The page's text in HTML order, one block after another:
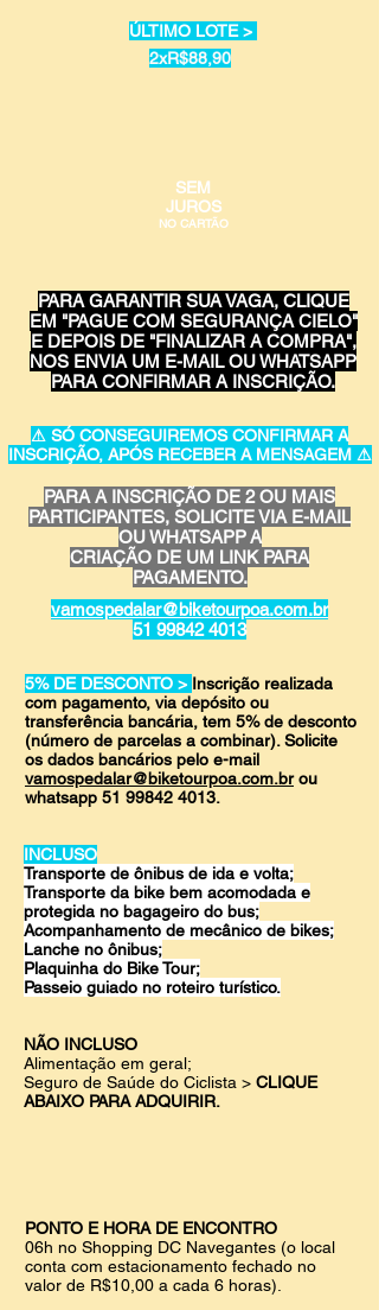
ÚLTIMO LOTE >
2xR$88,90
SEM
JUROS
NO CARTÃO
PARA GARANTIR SUA VAGA, CLIQUE
EM "PAGUE COM SEGURANÇA CIELO"
E DEPOIS DE "FINALIZAR A COMPRA",
NOS ENVIA UM E-MAIL OU WHATSAPP
PARA CONFIRMAR A INSCRIÇÃO.
⚠ SÓ CONSEGUIREMOS CONFIRMAR A
INSCRIÇÃO, APÓS RECEBER A MENSAGEM ⚠
PARA A INSCRIÇÃO DE 2 OU MAIS
PARTICIPANTES, SOLICITE VIA E-MAIL
OU WHATSAPPA
CRIAÇÃO DE UM LINK PARA
PAGAMENTO.
vamospedalar@biketourpoa.com.br
51 99842 4013
5% DE DESCONTO > Inscrição realizada
com pagamento, via depósito ou
transferência bancária, tem 5% de desconto
(número de parcelas a combinar). Solicite
os dados bancários pelo e-mail
vamospedalar@biketourpoa.com.brou
whatsapp 51 99842 4013.
INCLUSO
Transporte de ônibus de ida e volta;
Transporte da bike bem acomodada e
protegida no bagageiro do bus;
Acompanhamento de mecânico de bikes;
Lanche no ônibus;
Plaquinha do Bike Tour;
Passeio guiado no roteiro turístico.
NÃO INCLUSO
Alimentação em geral;
Seguro de Saúde do Ciclista > CLIQUE
ABAIXO PARA ADQUIRIR.
PONTO E HORA DE ENCONTRO
06h no Shopping DC Navegantes (o local
conta com estacionamento fechado no
valor de R$10,00 a cada 6 horas).